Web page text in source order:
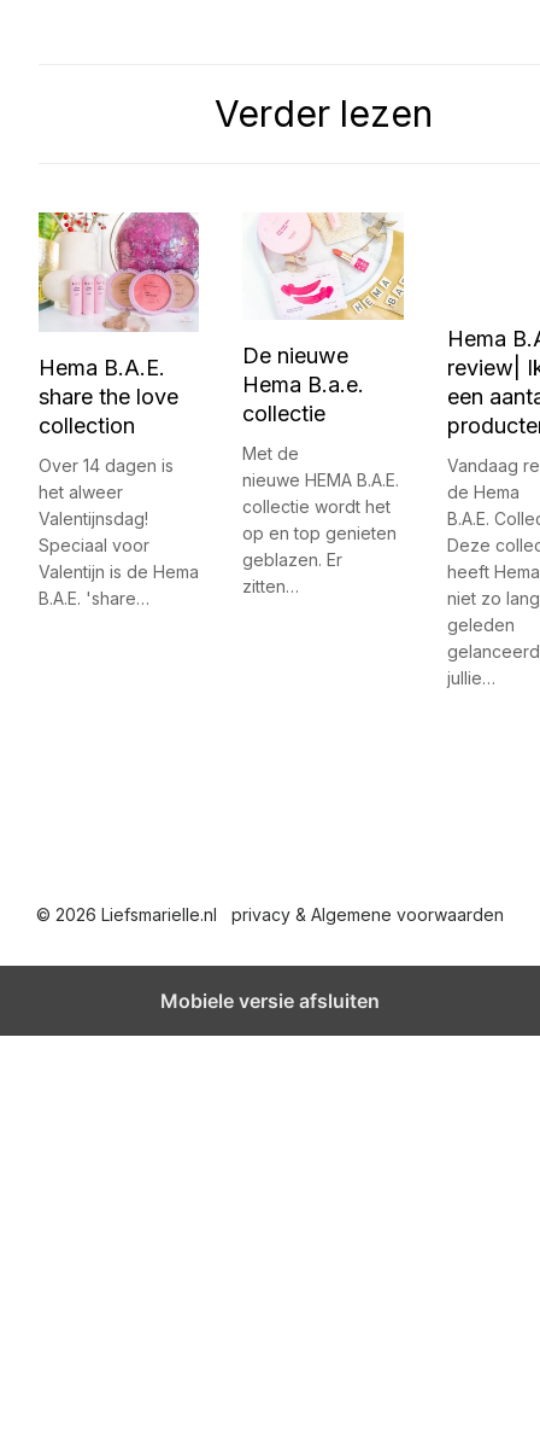
Verder lezen
Hema B.A.E.
share the love
collection
Over 14 dagen is
het alweer
Valentijnsdag!
Speciaal voor
Valentijn is de Hema
B.A.E. 'share…
De nieuwe
Hema B.a.e.
collectie
Met de
nieuwe HEMA B.A.E.
collectie wordt het
op en top genieten
geblazen. Er
zitten…
Hema
review|
een
Vandaag
de Hema
B.A.E.
Deze
heeft
niet zo lang
geleden
jullie…
© 2026 Liefsmarielle.nl privacy & Algemene voorwaarden
Mobiele versie afsluiten